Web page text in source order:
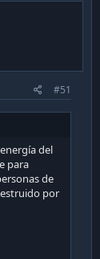
ciencia
subir
más a
200
octava
#51
del
para
de
por